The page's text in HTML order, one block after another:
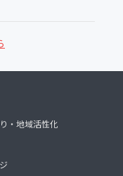
・地域活性化